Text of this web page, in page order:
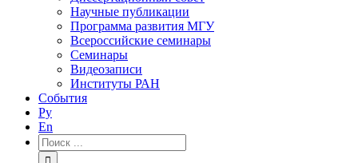
Научные публикации
Программа развития МГУ
Всероссийские семинары
Семинары
Видеозаписи
Институты РАН
События
Ру
En
Результат
поиска: